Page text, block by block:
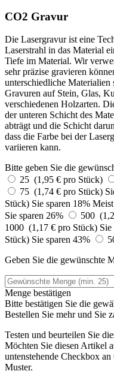
CO2 Gravur
Die Lasergravur ist eine
Laserstrahl in das Material
Tiefe im Material. Wir
sehr präzise gravieren
unterschiedliche Materialien
Gravuren auf Stein, Glas,
verschiedenen Holzarten.
der unteren Schicht des
abträgt und die Schicht
dass die Farbe bei der
variieren kann.
Bitte geben Sie die
25 (1,95 € pro Stück)
75 (1,74 € pro Stück)
Stück) Sie sparen 18%
Sie sparen 26%
500
1000 (1,17 € pro Stück) Sie
Stück) Sie sparen 43%
Geben Sie die gewünschte
Menge bestätigen
Bitte bestätigen Sie die
Bestellen Sie mehr und Sie
Testen und beurteilen Sie
Möchten Sie diesen Artikel
untenstehende Checkbox
Muster.